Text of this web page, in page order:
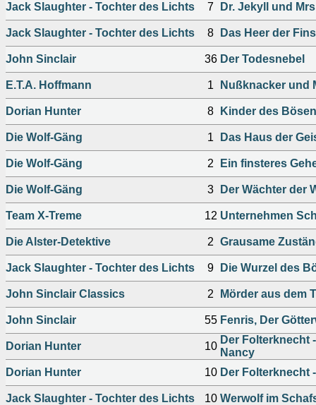
Jack Slaughter - Tochter des Lichts 7 Dr. Jekyll und
Jack Slaughter - Tochter des Lichts 8 Das Heer der
John Sinclair 36 Der Todesnebel
E.T.A. Hoffmann 1 Nußknacker und
Dorian Hunter 8 Kinder des Bösen
Die Wolf-Gäng 1 Das Haus der
Die Wolf-Gäng 2 Ein finsteres
Die Wolf-Gäng 3 Der Wächter der
Team X-Treme 12 Unternehmen
Die Alster-Detektive 2 Grausame
Jack Slaughter - Tochter des Lichts 9 Die Wurzel des
John Sinclair Classics 2 Mörder aus dem
John Sinclair 55 Fenris, Der
Dorian Hunter 10
Der Folterknecht
Nancy
Dorian Hunter
10 Der Folterknecht
Jack Slaughter - Tochter des Lichts 10 Werwolf im